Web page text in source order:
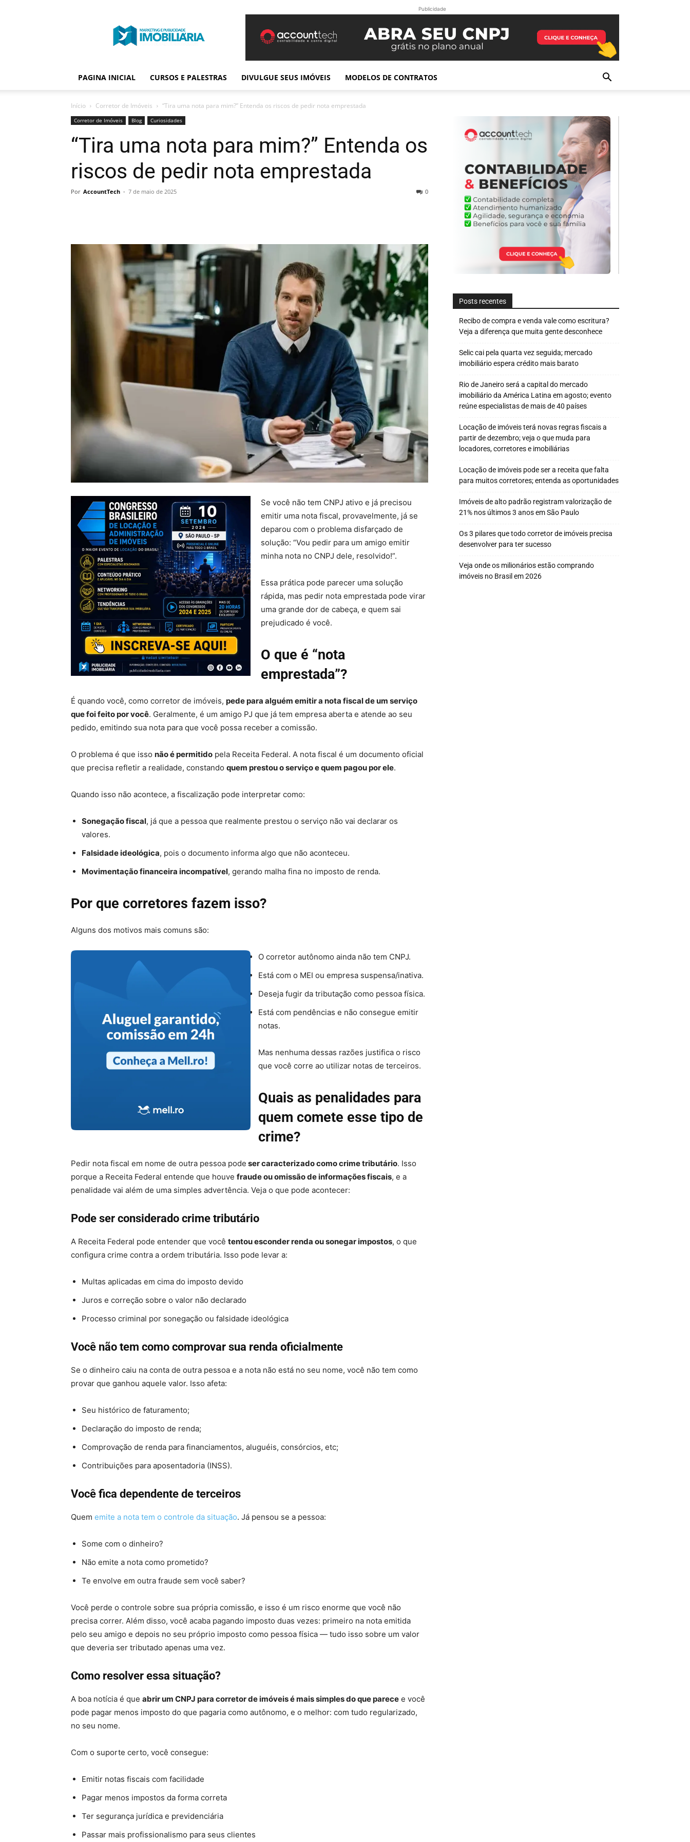
Publicidade
Imobiliária
Publicidade
PAGINA INICIAL CURSOS E PALESTRAS DIVULGUE SEUS IMÓVEIS MODELOS DE CONTRATOS
Início Corretor de Imóveis “Tira uma nota para mim?” Entenda os riscos de pedir nota emprestada
Corretor de Imóveis Blog Curiosidades
“Tira uma nota para mim?” Entenda os
riscos de pedir nota emprestada
Por AccountTech - 7 de maio de 2025 0
Se você não tem CNPJ ativo e já precisou
emitir uma nota fiscal, provavelmente, já se
deparou com o problema disfarçado de
solução: “Vou pedir para um amigo emitir
minha nota no CNPJ dele, resolvido!”.
Essa prática pode parecer uma solução
rápida, mas pedir nota emprestada pode virar
uma grande dor de cabeça, e quem sai
prejudicado é você.
O que é “nota
emprestada”?
É quando você, como corretor de imóveis, pede para alguém emitir a nota fiscal de um serviço
que foi feito por você. Geralmente, é um amigo PJ que já tem empresa aberta e atende ao seu
pedido, emitindo sua nota para que você possa receber a comissão.
O problema é que isso não é permitido pela Receita Federal. A nota fiscal é um documento oficial
que precisa refletir a realidade, constando quem prestou o serviço e quem pagou por ele.
Quando isso não acontece, a fiscalização pode interpretar como:
Sonegação fiscal, já que a pessoa que realmente prestou o serviço não vai declarar os
valores.
Falsidade ideológica, pois o documento informa algo que não aconteceu.
Movimentação financeira incompatível, gerando malha fina no imposto de renda.
Por que corretores fazem isso?
Alguns dos motivos mais comuns são:
O corretor autônomo ainda não tem CNPJ.
Está com o MEI ou empresa suspensa/inativa.
Deseja fugir da tributação como pessoa física.
Está com pendências e não consegue emitir
notas.
Mas nenhuma dessas razões justifica o risco
que você corre ao utilizar notas de terceiros.
Quais as penalidades para
quem comete esse tipo de
crime?
Pedir nota fiscal em nome de outra pessoa pode ser caracterizado como crime tributário. Isso
porque a Receita Federal entende que houve fraude ou omissão de informações fiscais, e a
penalidade vai além de uma simples advertência. Veja o que pode acontecer:
Pode ser considerado crime tributário
A Receita Federal pode entender que você tentou esconder renda ou sonegar impostos, o que
configura crime contra a ordem tributária. Isso pode levar a:
Multas aplicadas em cima do imposto devido
Juros e correção sobre o valor não declarado
Processo criminal por sonegação ou falsidade ideológica
Você não tem como comprovar sua renda oficialmente
Se o dinheiro caiu na conta de outra pessoa e a nota não está no seu nome, você não tem como
provar que ganhou aquele valor. Isso afeta:
Seu histórico de faturamento;
Declaração do imposto de renda;
Comprovação de renda para financiamentos, aluguéis, consórcios, etc;
Contribuições para aposentadoria (INSS).
Você fica dependente de terceiros
Quem emite a nota tem o controle da situação. Já pensou se a pessoa:
Some com o dinheiro?
Não emite a nota como prometido?
Te envolve em outra fraude sem você saber?
Você perde o controle sobre sua própria comissão, e isso é um risco enorme que você não
precisa correr. Além disso, você acaba pagando imposto duas vezes: primeiro na nota emitida
pelo seu amigo e depois no seu próprio imposto como pessoa física — tudo isso sobre um valor
que deveria ser tributado apenas uma vez.
Como resolver essa situação?
A boa notícia é que abrir um CNPJ para corretor de imóveis é mais simples do que parece e você
pode pagar menos imposto do que pagaria como autônomo, e o melhor: com tudo regularizado,
no seu nome.
Com o suporte certo, você consegue:
Emitir notas fiscais com facilidade
Pagar menos impostos da forma correta
Ter segurança jurídica e previdenciária
Passar mais profissionalismo para seus clientes
Posts recentes
Recibo de compra e venda vale como escritura?
Veja a diferença que muita gente desconhece
Selic cai pela quarta vez seguida; mercado
imobiliário espera crédito mais barato
Rio de Janeiro será a capital do mercado
imobiliário da América Latina em agosto; evento
reúne especialistas de mais de 40 países
Locação de imóveis terá novas regras fiscais a
partir de dezembro; veja o que muda para
locadores, corretores e imobiliárias
Locação de imóveis pode ser a receita que falta
para muitos corretores; entenda as oportunidades
Imóveis de alto padrão registram valorização de
21% nos últimos 3 anos em São Paulo
Os 3 pilares que todo corretor de imóveis precisa
desenvolver para ter sucesso
Veja onde os milionários estão comprando
imóveis no Brasil em 2026